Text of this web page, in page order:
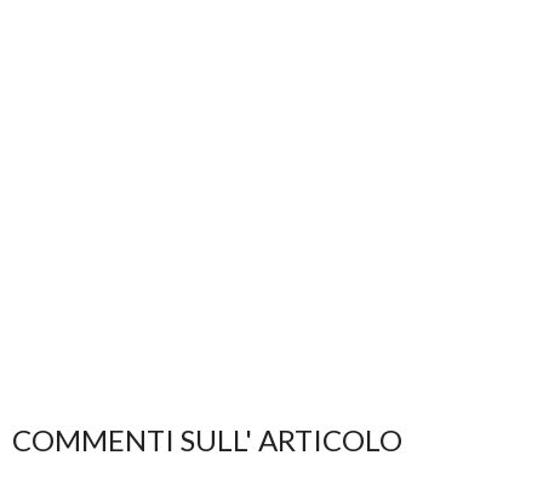
COMMENTI SULL' ARTICOLO